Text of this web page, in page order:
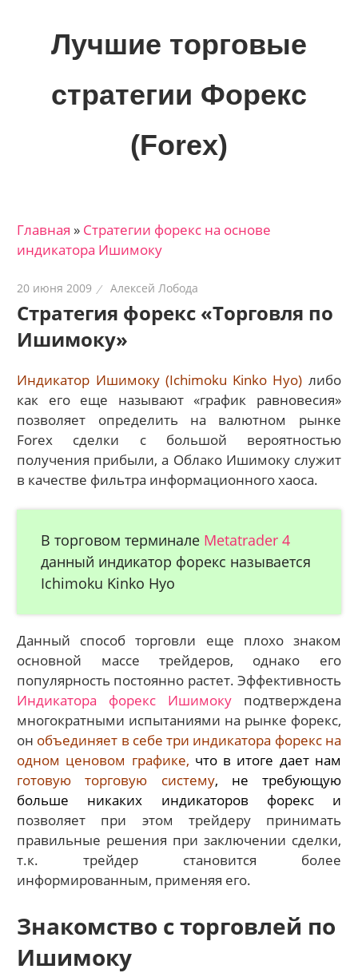
Лучшие торговые
стратегии Форекс
(Forex)
трейдеров
на
рынках:
стратегии,
сигналы,
Главная » Стратегии форекс на основе
индикатора Ишимоку
20 июня 2009 Алексей Лобода
Стратегия форекс «Торговля по
Ишимоку»
Индикатор Ишимоку (Ichimoku Kinko Hyo) либо
как его еще называют «график равновесия»
позволяет определить на валютном рынке
Forex сделки с большой вероятностью
получения прибыли, а Облако Ишимоку служит
в качестве фильтра информационного хаоса.
В торговом терминале Metatrader 4
данный индикатор форекс называется
Ichimoku Kinko Hyo
Данный способ торговли еще плохо знаком
основной массе трейдеров, однако его
популярность постоянно растет. Эффективность
Индикатора форекс Ишимоку подтверждена
многократными испытаниями на рынке форекс,
он объединяет в себе три индикатора форекс на
одном ценовом графике, что в итоге дает нам
готовую торговую систему, не требующую
больше никаких индикаторов форекс и
позволяет при этом трейдеру принимать
правильные решения при заключении сделки,
т.к. трейдер становится более
информированным, применяя его.
Знакомство с торговлей по
Ишимоку